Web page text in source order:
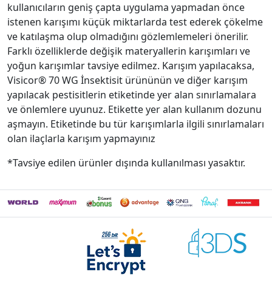
kullanıcıların geniş çapta uygulama yapmadan önce
istenen karışımı küçük miktarlarda test ederek çökelme
ve katılaşma olup olmadığını gözlemlemeleri önerilir.
Farklı özelliklerde değişik materyallerin karışımları ve
yoğun karışımlar tavsiye edilmez. Karışım yapılacaksa,
Visicor® 70 WG İnsektisit ürününün ve diğer karışım
yapılacak pestisitlerin etiketinde yer alan sınırlamalara
ve önlemlere uyunuz. Etikette yer alan kullanım dozunu
aşmayın. Etiketinde bu tür karışımlarla ilgili sınırlamaları
olan ilaçlarla karışım yapmayınız
*Tavsiye edilen ürünler dışında kullanılması yasaktır.